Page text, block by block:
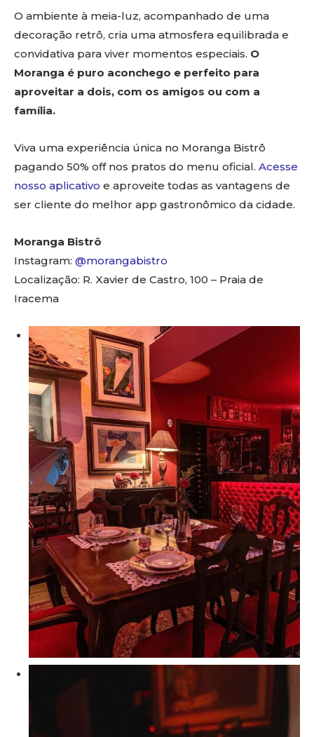
O ambiente à meia-luz, acompanhado de uma
decoração retrô, cria uma atmosfera equilibrada e
convidativa para viver momentos especiais. O
Moranga é puro aconchego e perfeito para
aproveitar a dois, com os amigos ou com a
família.
Viva uma experiência única no Moranga Bistrô
pagando 50% off nos pratos do menu oficial. Acesse
nosso aplicativo e aproveite todas as vantagens de
ser cliente do melhor app gastronômico da cidade.
Moranga Bistrô
Instagram: @morangabistro
Localização: R. Xavier de Castro, 100 – Praia de
Iracema